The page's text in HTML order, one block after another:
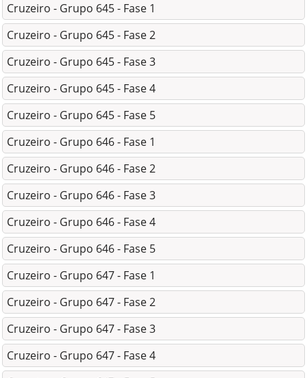
Cruzeiro - Grupo 645 - Fase 1
Cruzeiro - Grupo 645 - Fase 2
Cruzeiro - Grupo 645 - Fase 3
Cruzeiro - Grupo 645 - Fase 4
Cruzeiro - Grupo 645 - Fase 5
Cruzeiro - Grupo 646 - Fase 1
Cruzeiro - Grupo 646 - Fase 2
Cruzeiro - Grupo 646 - Fase 3
Cruzeiro - Grupo 646 - Fase 4
Cruzeiro - Grupo 646 - Fase 5
Cruzeiro - Grupo 647 - Fase 1
Cruzeiro - Grupo 647 - Fase 2
Cruzeiro - Grupo 647 - Fase 3
Cruzeiro - Grupo 647 - Fase 4